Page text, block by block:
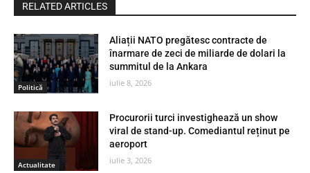
RELATED ARTICLES
Politică
Aliații NATO pregătesc contracte de
înarmare de zeci de miliarde de dolari la
summitul de la Ankara
iulie 8, 2026
Actualitate
Procurorii turci investighează un show
viral de stand-up. Comediantul reținut pe
aeroport
iulie 3, 2026